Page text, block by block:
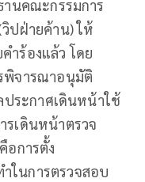
นคณะกรรมการ
ปฝ่ายค้าน) ให้
ำร้องแล้ว โดย
พิจารณาอนุมัติ
ประกาศเดินหน้าใช้
รเดินหน้าตรวจ
อการตั้ง
ในการตรวจสอบ